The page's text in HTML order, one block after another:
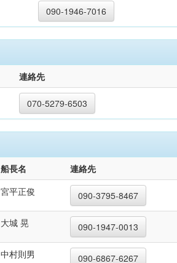
090-1946-7016
連絡先
070-5279-6503
船長名 連絡先
宮平正俊 090-3795-8467
大城 晃 090-1947-0013
中村則男 090-6867-6267